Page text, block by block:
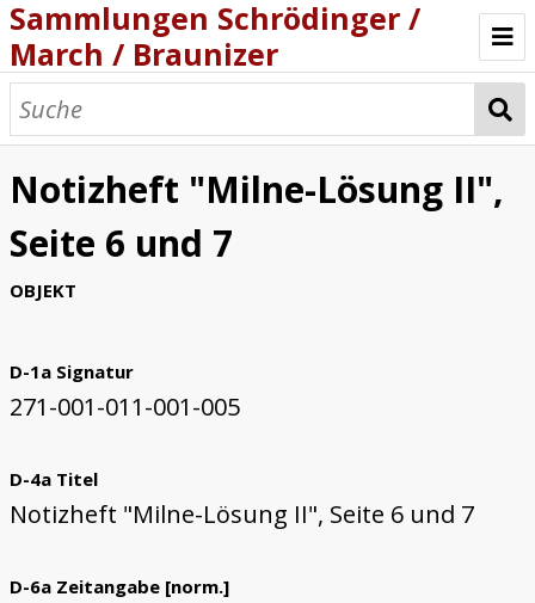
Sammlungen Schrödinger /
March / Braunizer
Willkommen
Katalog
Projekt
Notizheft "Milne-Lösung II",
Seite 6 und 7
OBJEKT
D-1a Signatur
271-001-011-001-005
D-4a Titel
Notizheft "Milne-Lösung II", Seite 6 und 7
D-6a Zeitangabe [norm.]